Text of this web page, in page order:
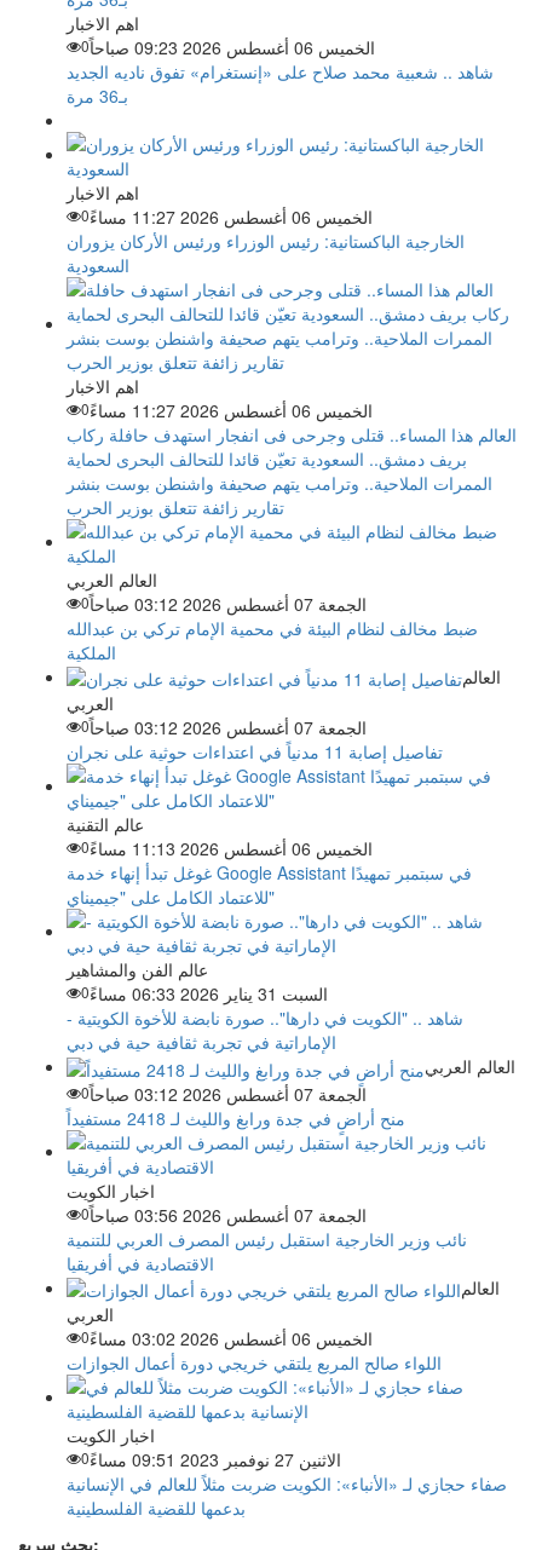
اهم الاخبار
الخميس 06 أغسطس 2026 09:23 صباحاً
0
شاهد .. شعبية محمد صلاح على «إنستغرام» تفوق ناديه الجديد
بـ36 مرة
اهم الاخبار
الخميس 06 أغسطس 2026 11:27 مساءً
0
الخارجية الباكستانية: رئيس الوزراء ورئيس الأركان يزوران
السعودية
اهم الاخبار
الخميس 06 أغسطس 2026 11:27 مساءً
0
العالم هذا المساء.. قتلى وجرحى فى انفجار استهدف حافلة ركاب
بريف دمشق.. السعودية تعيّن قائدا للتحالف البحرى لحماية
الممرات الملاحية.. وترامب يتهم صحيفة واشنطن بوست بنشر
تقارير زائفة تتعلق بوزير الحرب
العالم العربي
الجمعة 07 أغسطس 2026 03:12 صباحاً
0
ضبط مخالف لنظام البيئة في محمية الإمام تركي بن عبدالله
الملكية
العالم
العربي
الجمعة 07 أغسطس 2026 03:12 صباحاً
0
تفاصيل إصابة 11 مدنياً في اعتداءات حوثية على نجران
عالم التقنية
الخميس 06 أغسطس 2026 11:13 مساءً
0
غوغل تبدأ إنهاء خدمة Google Assistant في سبتمبر تمهيدًا
للاعتماد الكامل على "جيميناي"
عالم الفن والمشاهير
السبت 31 يناير 2026 06:33 مساءً
0
شاهد .. "الكويت في دارها".. صورة نابضة للأخوة الكويتية -
الإماراتية في تجربة ثقافية حية في دبي
العالم العربي
الجمعة 07 أغسطس 2026 03:12 صباحاً
0
منح أراضٍ في جدة ورابغ والليث لـ 2418 مستفيداً
اخبار الكويت
الجمعة 07 أغسطس 2026 03:56 صباحاً
0
نائب وزير الخارجية استقبل رئيس المصرف العربي للتنمية
الاقتصادية في أفريقيا
العالم
العربي
الخميس 06 أغسطس 2026 03:02 مساءً
0
اللواء صالح المربع يلتقي خريجي دورة أعمال الجوازات
اخبار الكويت
الاثنين 27 نوفمبر 2023 09:51 مساءً
0
صفاء حجازي لـ «الأنباء»: الكويت ضربت مثلاً للعالم في الإنسانية
بدعمها للقضية الفلسطينية
بحث سريع: